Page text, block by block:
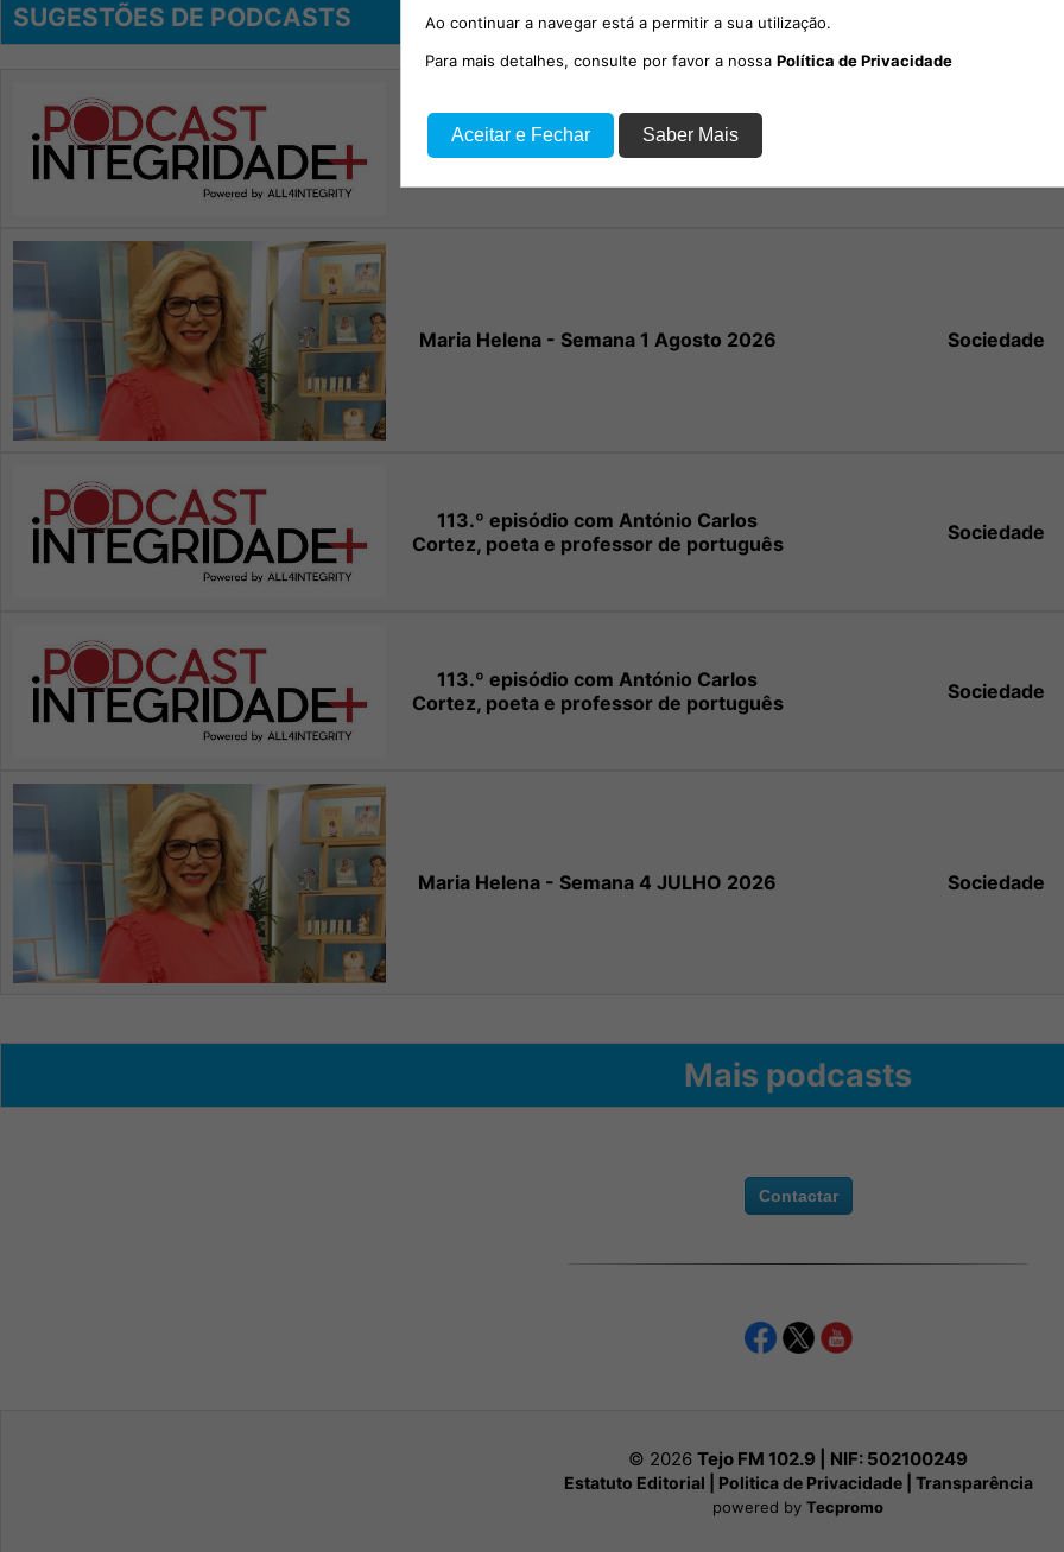
SUGESTÕES DE PODCASTS
114.º episódio com o social-democrata,
Miguel Poiares Maduro.
Maria Helena - Semana 1 Agosto 2026 Sociedade
113.º episódio com António Carlos
Cortez, poeta e professor de português
Sociedade
113.º episódio com António Carlos
Cortez, poeta e professor de português
Sociedade
Maria Helena - Semana 4 JULHO 2026 Sociedade
Mais podcasts
Contactar
© 2026 Tejo FM 102.9 | NIF: 502100249
Estatuto Editorial Politica de Privacidade| Transparência
powered by Tecpromo
Ao continuar a navegar está a permitir a sua utilização.
Para mais detalhes, consulte por favor a nossa Política de Privacidade
Aceitar e Fechar Saber Mais